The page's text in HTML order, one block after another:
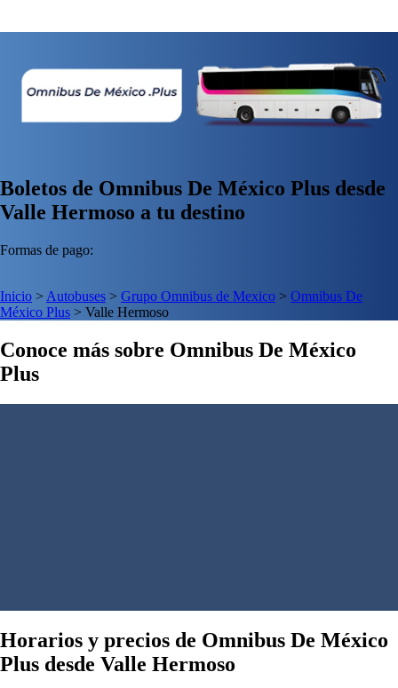
Boletos de Omnibus De México Plus desde
Valle Hermoso a tu destino
Formas de pago:
Inicio > Autobuses > Grupo Omnibus de Mexico > Omnibus De
México Plus > Valle Hermoso
Conoce más sobre Omnibus De México
Plus
Horarios y precios de Omnibus De México
Plus desde Valle Hermoso